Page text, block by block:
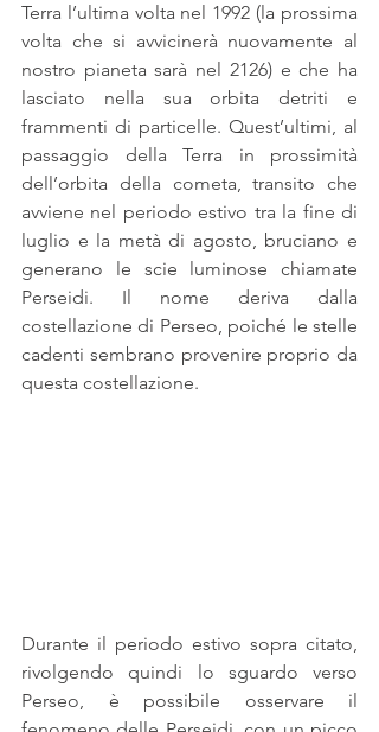
Terra l’ultima volta nel 1992 (la prossima
volta che si avvicinerà nuovamente al
nostro pianeta sarà nel 2126) e che ha
lasciato nella sua orbita detriti e
frammenti di particelle. Quest’ultimi, al
passaggio della Terra in prossimità
dell’orbita della cometa, transito che
avviene nel periodo estivo tra la fine di
luglio e la metà di agosto, bruciano e
generano le scie luminose chiamate
Perseidi. Il nome deriva dalla
costellazione di Perseo, poiché le stelle
cadenti sembrano provenire proprio da
questa costellazione.
Durante il periodo estivo sopra citato,
rivolgendo quindi lo sguardo verso
Perseo, è possibile osservare il